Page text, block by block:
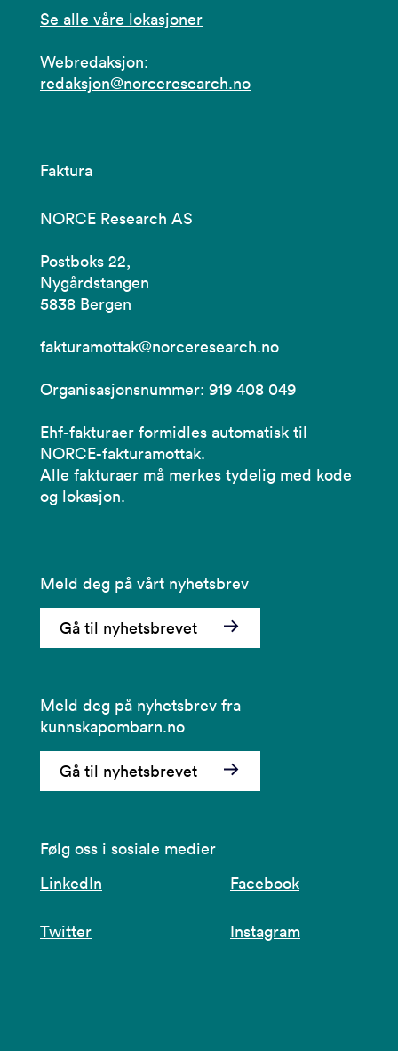
Se alle våre lokasjoner
Webredaksjon:
redaksjon@norceresearch.no
Faktura
NORCE Research AS
Postboks 22,
Nygårdstangen
5838 Bergen
fakturamottak@norceresearch.no
Organisasjonsnummer: 919 408 049
Ehf-fakturaer formidles automatisk til
NORCE-fakturamottak.
Alle fakturaer må merkes tydelig med kode
og lokasjon.
Meld deg på vårt nyhetsbrev
Gå til nyhetsbrevet
Meld deg på nyhetsbrev fra
kunnskapombarn.no
Gå til nyhetsbrevet
Følg oss i sosiale medier
LinkedIn
Facebook
Twitter Instagram